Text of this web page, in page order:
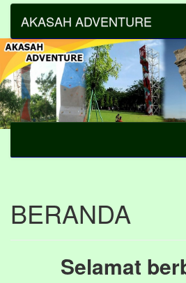
AKASAH ADVENTURE
BERANDA
Selamat